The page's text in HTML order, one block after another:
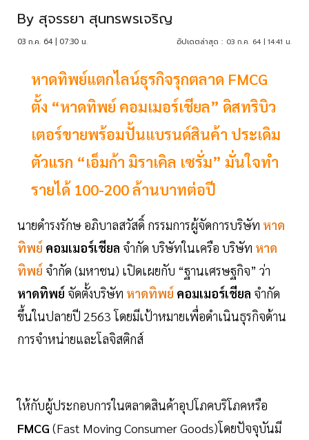
By สุจรรยา สุนทรพรเจริญ
03 ก.ค. 64 | 07:30 น. อัปเดตล่าสุด : 03 ก.ค. 64 | 14:41 น.
หาดทิพย์แตกไลน์ธุรกิจรุกตลาด FMCG
ตั้ง “หาดทิพย์ คอมเมอร์เชียล” ดิสทริบิว
เตอร์ขายพร้อมปั้นแบรนด์สินค้า ประเดิม
ตัวแรก “เอ็มก้า มิราเคิล เซรั่ม” มั่นใจทำ
รายได้ 100-200 ล้านบาทต่อปี
นายดำรงรักษ อภิบาลสวัสดิ์ กรรมการผู้จัดการบริษัท หาด
ทิพย์ คอมเมอร์เชียล จำกัด บริษัทในเครือ บริษัท หาด
ทิพย์ จำกัด (มหาชน) เปิดเผยกับ “ฐานเศรษฐกิจ” ว่า
หาดทิพย์ จัดตั้งบริษัท หาดทิพย์ คอมเมอร์เชียล จำกัด
ขึ้นในปลายปี 2563 โดยมีเป้าหมายเพื่อดำเนินธุรกิจด้าน
การจำหน่ายและโลจิสติกส์
ให้กับผู้ประกอบการในตลาดสินค้าอุปโภคบริโภคหรือ
FMCG (Fast Moving Consumer Goods)โดยปัจจุบันมี